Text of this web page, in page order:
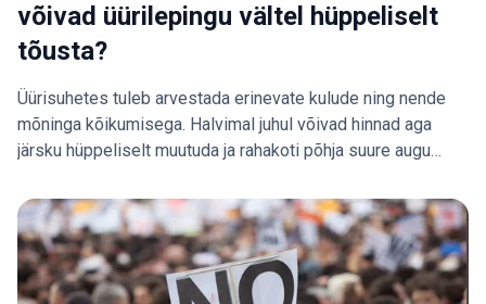
võivad üürilepingu vältel hüppeliselt
tõusta?
Üürisuhetes tuleb arvestada erinevate kulude ning nende
mõninga kõikumisega. Halvimal juhul võivad hinnad aga
järsku hüppeliselt muutuda ja rahakoti põhja suure augu